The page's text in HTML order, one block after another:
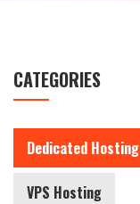
CATEGORIES
Dedicated Hosting
VPS Hosting